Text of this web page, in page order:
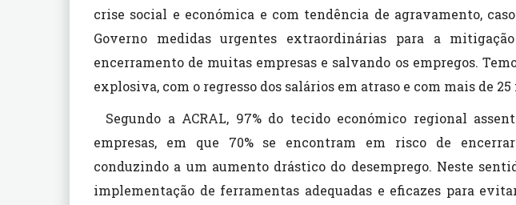
crise social e económica e com tendência de agravamento,
Governo medidas urgentes extraordinárias para a
encerramento de muitas empresas e salvando os empregos.
explosiva, com o regresso dos salários em atraso e com mais de
Segundo a ACRAL, 97% do tecido económico regional
empresas, em que 70% se encontram em risco de
conduzindo a um aumento drástico do desemprego. Neste
implementação de ferramentas adequadas e eficazes para